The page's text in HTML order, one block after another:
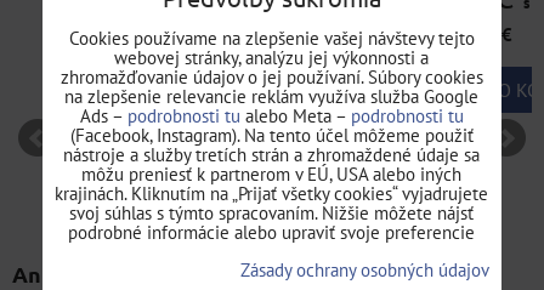
15,71 €
ks DO KOŠÍKA
Anketa
Cookies používame na zlepšenie vašej návštevy tejto
webovej stránky, analýzu jej výkonnosti a
zhromažďovanie údajov o jej používaní. Súbory cookies
na zlepšenie relevancie reklám využíva služba Google
Ads – podrobnosti tu alebo Meta – podrobnosti tu
(Facebook, Instagram). Na tento účel môžeme použiť
nástroje a služby tretích strán a zhromaždené údaje sa
môžu preniesť k partnerom v EÚ, USA alebo iných
krajinách. Kliknutím na „Prijať všetky cookies“ vyjadrujete
svoj súhlas s týmto spracovaním. Nižšie môžete nájsť
podrobné informácie alebo upraviť svoje preferencie
Zásady ochrany osobných údajov